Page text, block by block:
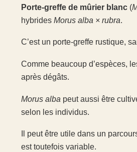
Porte-greffe de mûrier blanc (
hybrides Morus alba × rubra.
C’est un porte-greffe rustique,
Comme beaucoup d’espèces,
après dégâts.
Morus alba peut aussi être
selon les individus.
Il peut être utile dans un
est toutefois variable.